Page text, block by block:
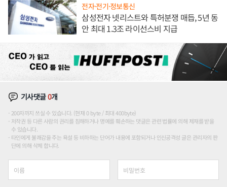
전자·전기·정보통신
삼성전자 넷리스트와 특허분쟁 매듭, 5년 동
안 최대 1.3조 라이선스비 지급
기사댓글0개
200자까지 쓰실 수 있습니다. (현재 0 byte / 최대 400byte)
저작권 등 다른 사람의 권리를 침해하거나 명예를 훼손하는 댓글은 관련 법률에 의해 제재를 받을
수 있습니다.
타인에게 불쾌감을 주는 욕설 등 비하하는 단어가 내용에 포함되거나 인신공격성 글은 관리자의 판
단에 의해 삭제 합니다.